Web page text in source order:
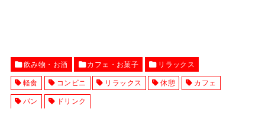
飲み物・お酒 カフェ・お菓子 リラックス
軽食 コンビニ リラックス 休憩 カフェ
パン ドリンク